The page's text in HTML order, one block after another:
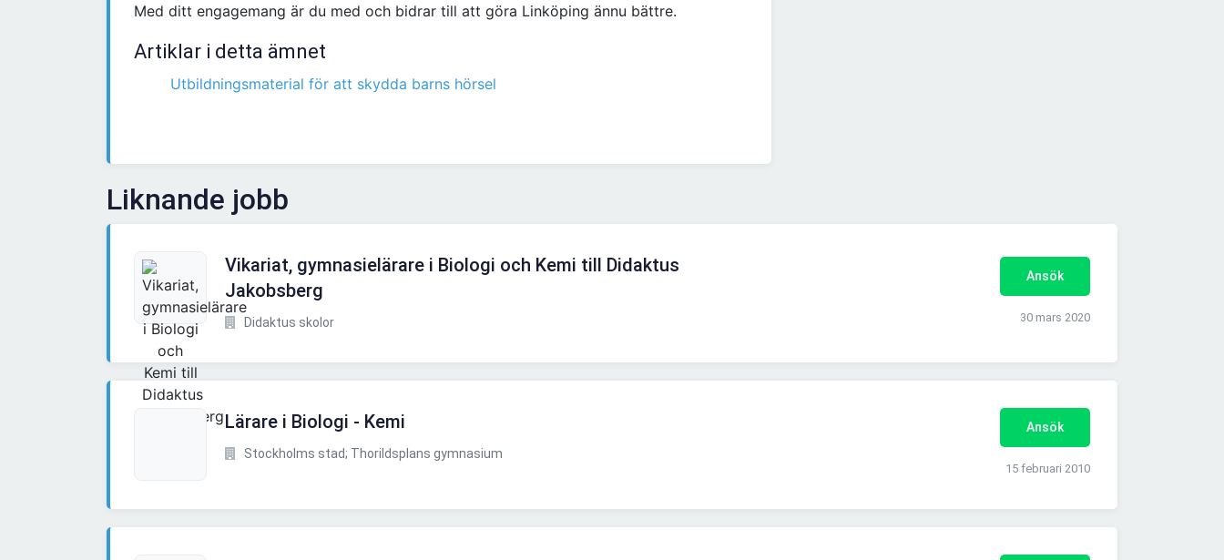
Med ditt engagemang är du med och bidrar till att göra Linköping ännu bättre.
Artiklar i detta ämnet
Utbildningsmaterial för att skydda barns hörsel
Liknande jobb
Vikariat, gymnasielärare i Biologi och Kemi till Didaktus
Jakobsberg
Didaktus skolor
Ansök
30 mars 2020
Lärare i Biologi - Kemi
Stockholms stad; Thorildsplans gymnasium
Ansök
15 februari 2010